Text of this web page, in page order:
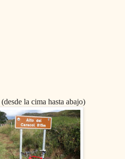
la cima hasta abajo)